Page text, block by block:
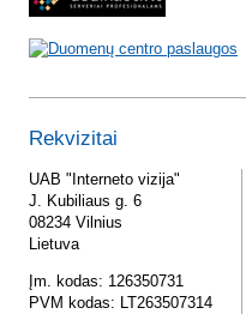
Rekvizitai
UAB "Interneto vizija"
J. Kubiliaus g. 6
08234 Vilnius
Lietuva
Įm. kodas: 126350731
PVM kodas: LT263507314